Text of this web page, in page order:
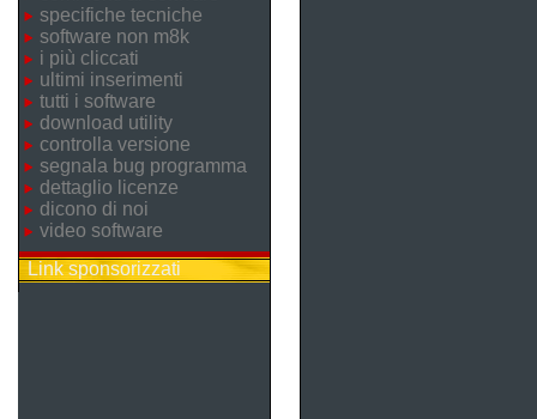
specifiche tecniche
software non m8k
i più cliccati
ultimi inserimenti
tutti i software
download utility
controlla versione
segnala bug programma
dettaglio licenze
dicono di noi
video software
Link sponsorizzati